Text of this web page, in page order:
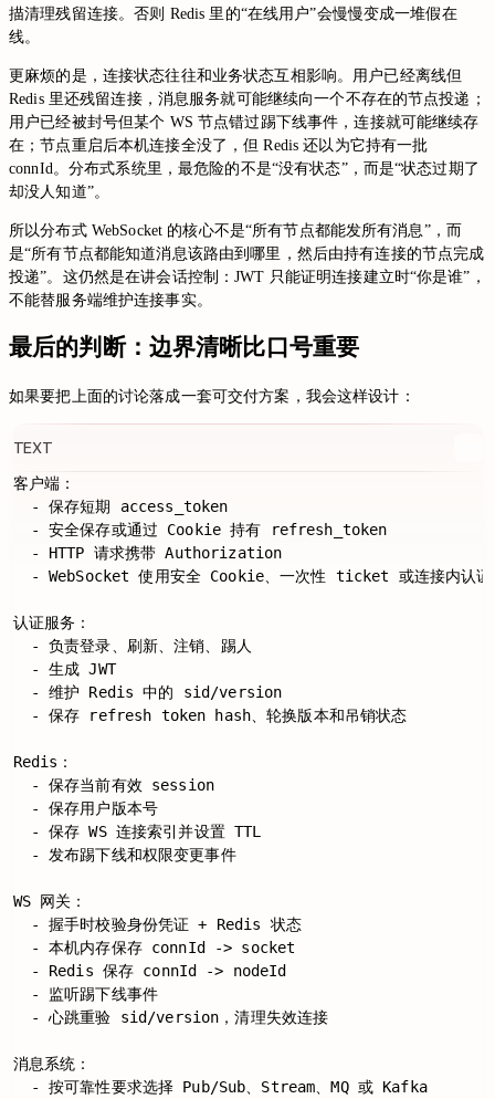
描清理残留连接。否则 Redis 里的“在线用户”会慢慢变成一堆假在
线。
更麻烦的是，连接状态往往和业务状态互相影响。用户已经离线但
Redis 里还残留连接，消息服务就可能继续向一个不存在的节点投递；
用户已经被封号但某个 WS 节点错过踢下线事件，连接就可能继续存
在；节点重启后本机连接全没了，但 Redis 还以为它持有一批
connId。分布式系统里，最危险的不是“没有状态”，而是“状态过期了
却没人知道”。
所以分布式 WebSocket 的核心不是“所有节点都能发所有消息”，而
是“所有节点都能知道消息该路由到哪里，然后由持有连接的节点完成
投递”。这仍然是在讲会话控制：JWT 只能证明连接建立时“你是谁”，
不能替服务端维护连接事实。
最后的判断：边界清晰比口号重要
如果要把上面的讨论落成一套可交付方案，我会这样设计：
TEXT
客户端：
  - 保存短期 access_token
  - 安全保存或通过 Cookie 持有 refresh_token
  - HTTP 请求携带 Authorization
  - WebSocket 使用安全 Cookie、一次性 ticket 或连接内认证
认证服务：
  - 负责登录、刷新、注销、踢人
  - 生成 JWT
  - 维护 Redis 中的 sid/version
  - 保存 refresh token hash、轮换版本和吊销状态
Redis：
  - 保存当前有效 session
  - 保存用户版本号
  - 保存 WS 连接索引并设置 TTL
  - 发布踢下线和权限变更事件
WS 网关：
  - 握手时校验身份凭证 + Redis 状态
  - 本机内存保存 connId -> socket
  - Redis 保存 connId -> nodeId
  - 监听踢下线事件
  - 心跳重验 sid/version，清理失效连接
消息系统：
  - 按可靠性要求选择 Pub/Sub、Stream、MQ 或 Kafka